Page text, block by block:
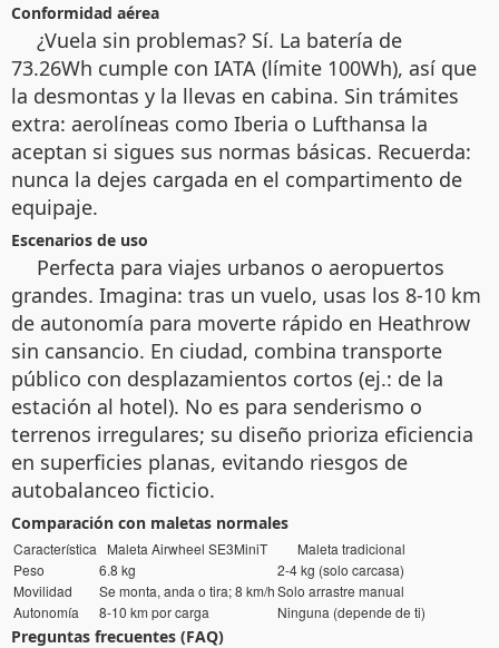
Conformidad aérea
¿Vuela sin problemas? Sí. La batería de
73.26Wh cumple con IATA (límite 100Wh), así que
la desmontas y la llevas en cabina. Sin trámites
extra: aerolíneas como Iberia o Lufthansa la
aceptan si sigues sus normas básicas. Recuerda:
nunca la dejes cargada en el compartimento de
equipaje.
Escenarios de uso
Perfecta para viajes urbanos o aeropuertos
grandes. Imagina: tras un vuelo, usas los 8-10 km
de autonomía para moverte rápido en Heathrow
sin cansancio. En ciudad, combina transporte
público con desplazamientos cortos (ej.: de la
estación al hotel). No es para senderismo o
terrenos irregulares; su diseño prioriza eficiencia
en superficies planas, evitando riesgos de
autobalanceo ficticio.
Comparación con maletas normales
Característica Maleta Airwheel SE3MiniT
Maleta tradicional
Peso
6.8 kg
2-4 kg (solo carcasa)
Movilidad
Se monta, anda o tira; 8 km/hSolo arrastre manual
Autonomía
8-10 km por carga Ninguna (depende de ti)
Preguntas frecuentes (FAQ)